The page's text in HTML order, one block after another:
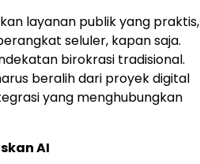
layanan publik yang praktis,
seluler, kapan saja.
birokrasi tradisional.
beralih dari proyek digital
yang menghubungkan
AI